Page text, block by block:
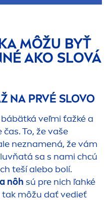
MÔŽU BYŤ
AKO SLOVÁ
NA PRVÉ SLOVO
veľmi ťažké a
To, že vaše
neznamená, že vám
sa s nami chcú
teší alebo bolí.
nôh sú pre nich ľahké
môžu dať vedieť